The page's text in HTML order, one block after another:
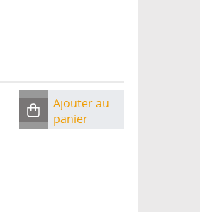
Ajouter au
panier